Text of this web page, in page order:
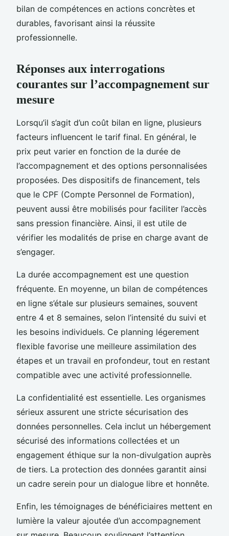
bilan de compétences en actions concrètes et
durables, favorisant ainsi la réussite
professionnelle.
Réponses aux interrogations
courantes sur l’accompagnement sur
mesure
Lorsqu’il s’agit d’un coût bilan en ligne, plusieurs
facteurs influencent le tarif final. En général, le
prix peut varier en fonction de la durée de
l’accompagnement et des options personnalisées
proposées. Des dispositifs de financement, tels
que le CPF (Compte Personnel de Formation),
peuvent aussi être mobilisés pour faciliter l’accès
sans pression financière. Ainsi, il est utile de
vérifier les modalités de prise en charge avant de
s’engager.
La durée accompagnement est une question
fréquente. En moyenne, un bilan de compétences
en ligne s’étale sur plusieurs semaines, souvent
entre 4 et 8 semaines, selon l’intensité du suivi et
les besoins individuels. Ce planning légerement
flexible favorise une meilleure assimilation des
étapes et un travail en profondeur, tout en restant
compatible avec une activité professionnelle.
La confidentialité est essentielle. Les organismes
sérieux assurent une stricte sécurisation des
données personnelles. Cela inclut un hébergement
sécurisé des informations collectées et un
engagement éthique sur la non-divulgation auprès
de tiers. La protection des données garantit ainsi
un cadre serein pour un dialogue libre et honnête.
Enfin, les témoignages de bénéficiaires mettent en
lumière la valeur ajoutée d’un accompagnement